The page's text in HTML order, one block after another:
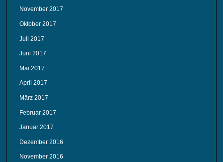
November 2017
Oktober 2017
Juli 2017
Juni 2017
Mai 2017
April 2017
März 2017
Februar 2017
Januar 2017
Dezember 2016
November 2016